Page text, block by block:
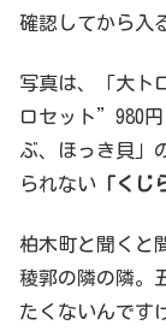
確認してから入
写真は、「大ト
ロセット”980
ぶ、ほっき貝」
られない 「くじ
柏木町と聞くと
稜郭の隣の隣。
たくないんです